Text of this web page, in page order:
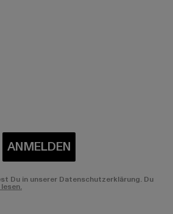
ANMELDEN
Du in unserer Datenschutzerklärung. Du